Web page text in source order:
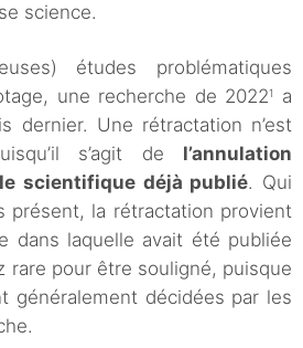
science.
études problématiques
une recherche de 20221
a
dernier. Une rétractation n’est
s’agit de l’annulation
scientifique déjà publié. Qui
présent, la rétractation provient
dans laquelle avait été publiée
rare pour être souligné, puisque
généralement décidées par les